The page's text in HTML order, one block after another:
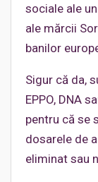
sociale ale
ale mărcii
banilor
Sigur că da,
EPPO, DNA
pentru că se
dosarele de
eliminat sau